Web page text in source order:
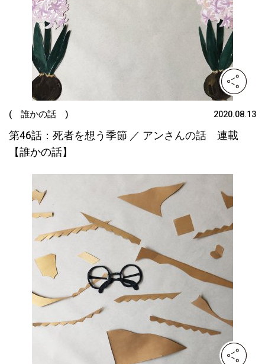
( 誰かの話 ) 2020.08.13
第46話：死者を想う季節 ／ アンさんの話 連載
【誰かの話】